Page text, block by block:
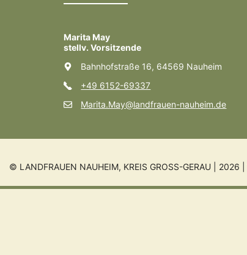
Marita May
stellv. Vorsitzende
Bahnhofstraße 16, 64569 Nauheim
+49 6152-69337
Marita.May@landfrauen-nauheim.de
© LANDFRAUEN NAUHEIM, KREIS GROSS-GERAU | 2026 |